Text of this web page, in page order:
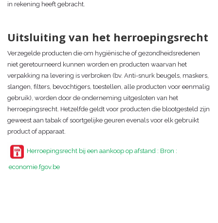
in rekening heeft gebracht.
Uitsluiting van het herroepingsrecht
Verzegelde producten die om hygiënische of gezondheidsredenen
niet geretourneerd kunnen worden en producten waarvan het
verpakking na levering is verbroken (bv. Anti-snurk beugels, maskers,
slangen, filters, bevochtigers, toestellen, alle producten voor eenmalig
gebruik), worden door de onderneming uitgesloten van het
herroepingsrecht. Hetzelfde geldt voor producten die blootgesteld zijn
geweest aan tabak of soortgelijke geuren evenals voor elk gebruikt
product of apparaat.
Herroepingsrecht bij een aankoop op afstand : Bron :
economie.fgov.be